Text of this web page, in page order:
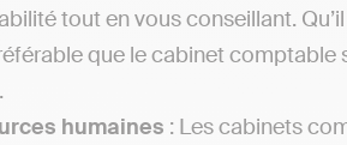
tout en vous conseillant.
que le cabinet
humaines : Les cabinets